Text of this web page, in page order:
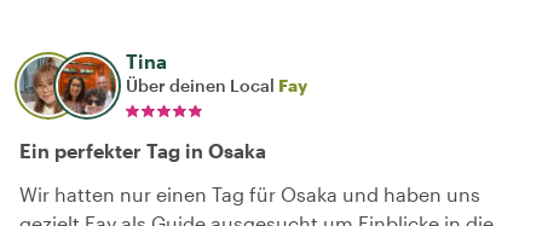
Tina
Über deinen Local Fay
Ein perfekter Tag in Osaka
Wir hatten nur einen Tag für Osaka und haben uns